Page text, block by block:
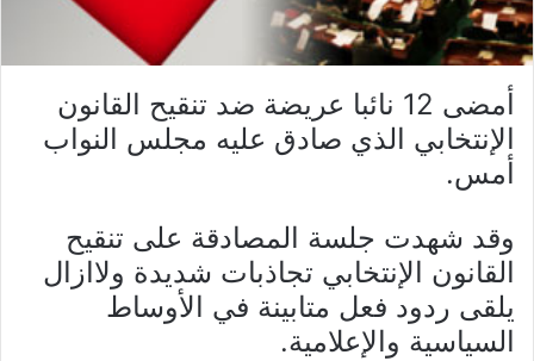
أمضى 12 نائبا عريضة ضد تنقيح القانون
الإنتخابي الذي صادق عليه مجلس النواب
أمس.
وقد شهدت جلسة المصادقة على تنقيح
القانون الإنتخابي تجاذبات شديدة ولاازال
يلقى ردود فعل متابينة في الأوساط
السياسية والإعلامية.